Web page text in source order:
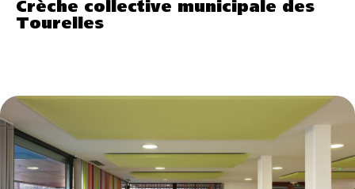
Crèche collective municipale des
Tourelles